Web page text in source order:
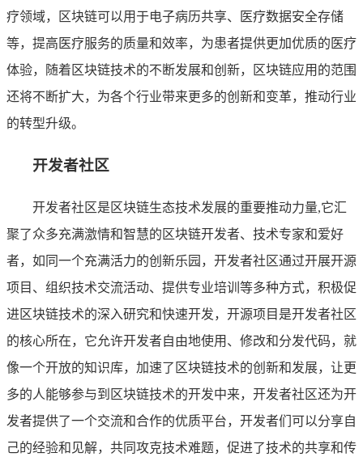
疗领域，区块链可以用于电子病历共享、医疗数据安全存储
等，提高医疗服务的质量和效率，为患者提供更加优质的医疗
体验，随着区块链技术的不断发展和创新，区块链应用的范围
还将不断扩大，为各个行业带来更多的创新和变革，推动行业
的转型升级。
开发者社区
开发者社区是区块链生态技术发展的重要推动力量,它汇
聚了众多充满激情和智慧的区块链开发者、技术专家和爱好
者，如同一个充满活力的创新乐园，开发者社区通过开展开源
项目、组织技术交流活动、提供专业培训等多种方式，积极促
进区块链技术的深入研究和快速开发，开源项目是开发者社区
的核心所在，它允许开发者自由地使用、修改和分发代码，就
像一个开放的知识库，加速了区块链技术的创新和发展，让更
多的人能够参与到区块链技术的开发中来，开发者社区还为开
发者提供了一个交流和合作的优质平台，开发者们可以分享自
己的经验和见解，共同攻克技术难题，促进了技术的共享和传